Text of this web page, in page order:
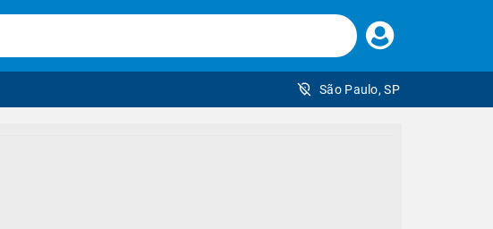
Faça
seu
São Paulo, SP